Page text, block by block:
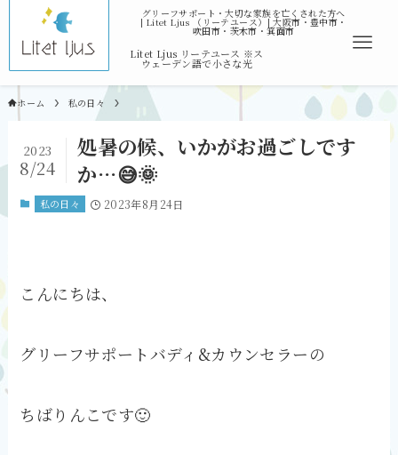
ホーム 私の日々
処暑の候、いかがお過ごしです
か…😅🌞
2023
8/24
私の日々 2023年8月24日
こんにちは、
グリーフサポートバディ&カウンセラーの
ちばりんこです🙂